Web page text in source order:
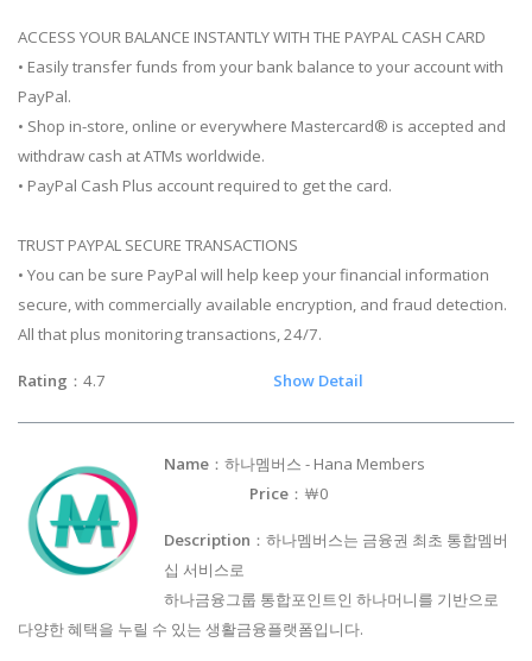
ACCESS YOUR BALANCE INSTANTLY WITH THE PAYPAL CASH CARD
• Easily transfer funds from your bank balance to your account with
PayPal.
• Shop in-store, online or everywhere Mastercard® is accepted and
withdraw cash at ATMs worldwide.
• PayPal Cash Plus account required to get the card.
TRUST PAYPAL SECURE TRANSACTIONS
• You can be sure PayPal will help keep your financial information
secure, with commercially available encryption, and fraud detection.
All that plus monitoring transactions, 24/7.
Rating ：4.7 Show Detail
Name ：하나멤버스 - Hana Members
Price ：￦0
Description ：하나멤버스는 금융권 최초 통합멤버
십 서비스로
하나금융그룹 통합포인트인 하나머니를 기반으로
다양한 혜택을 누릴 수 있는 생활금융플랫폼입니다.